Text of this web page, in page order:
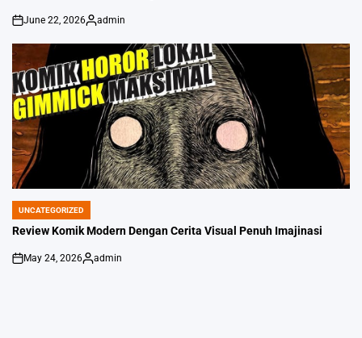
on
June 22, 2026
Posted
admin
POSTED
IN
UNCATEGORIZED
Review Komik Modern Dengan Cerita Visual Penuh Imajinasi
on
May 24, 2026
Posted
admin